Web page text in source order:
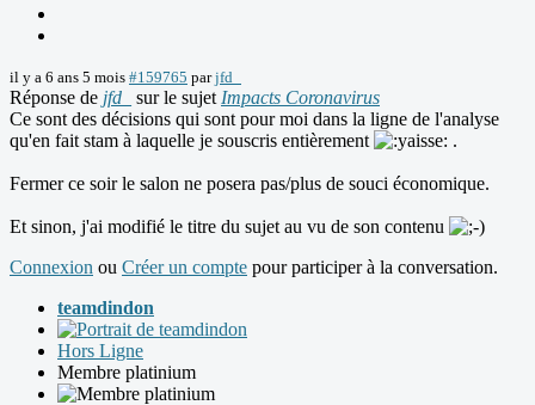
il y a 6 ans 5 mois #159765 parjfd_
Réponse de jfd_ sur le sujet Impacts Coronavirus
Ce sont des décisions qui sont pour moi dans la ligne de l'analyse
qu'en fait stam à laquelle je souscris entièrement
.
Fermer ce soir le salon ne posera pas/plus de souci économique.
Et sinon, j'ai modifié le titre du sujet au vu de son contenu
Connexion ou Créer un compte pour participer à la conversation.
teamdindon
Hors Ligne
Membre platinium